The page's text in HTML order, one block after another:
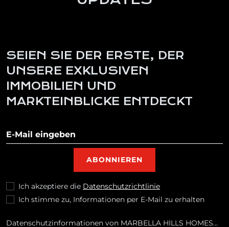
SEIEN SIE DER ERSTE, DER
UNSERE EXKLUSIVEN
IMMOBILIEN UND
MARKTEINBLICKE ENTDECKT
Newsletter abonnieren
ABONNIEREN
Ich akzeptiere die Datenschutzrichtlinie
Ich stimme zu, Informationen per E-Mail zu erhalten
Datenschutzinformationen von MARBELLA HILLS HOMES